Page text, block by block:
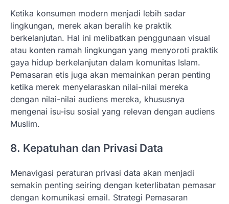
Ketika konsumen modern menjadi lebih sadar
lingkungan, merek akan beralih ke praktik
berkelanjutan. Hal ini melibatkan penggunaan visual
atau konten ramah lingkungan yang menyoroti praktik
gaya hidup berkelanjutan dalam komunitas Islam.
Pemasaran etis juga akan memainkan peran penting
ketika merek menyelaraskan nilai-nilai mereka
dengan nilai-nilai audiens mereka, khususnya
mengenai isu-isu sosial yang relevan dengan audiens
Muslim.
8. Kepatuhan dan Privasi Data
Menavigasi peraturan privasi data akan menjadi
semakin penting seiring dengan keterlibatan pemasar
dengan komunikasi email. Strategi Pemasaran